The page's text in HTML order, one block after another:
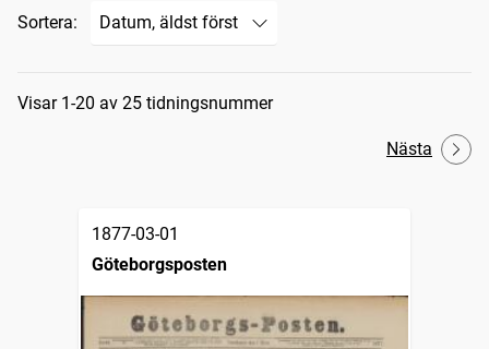
Sortera:
Sökresultat
Visar 1-20 av 25 tidningsnummer
Nästa
1877-03-01
Göteborgsposten